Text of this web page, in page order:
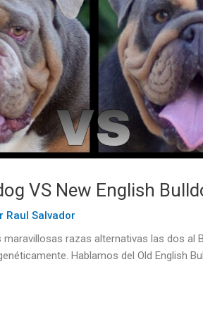
VS New English
Raul Salvador
razas alternativas las dos al
Hablamos del Old English